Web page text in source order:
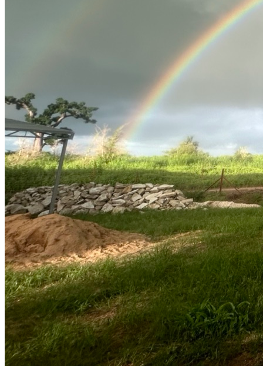
Voix du Changement
Cabane d'éditionSom'One Music Boutique
AccueilÀ proposLe lieu
Projets
Éco-CentreProjet ARTSAgroVoiceSVoix du ChangementAnsam
Nou Pli ForReclaiming Conservation
Cabane d'éditionSom'One MusicBoutiqueNous soutenirContact
EN